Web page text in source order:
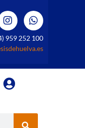
959 252 100